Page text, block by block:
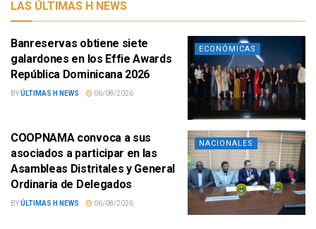
LAS ÚLTIMAS H NEWS
ECONÓMICAS
Banreservas obtiene siete
galardones en los Effie Awards
República Dominicana 2026
BYÚLTIMAS H NEWS 06/08/2026
NACIONALES
COOPNAMA convoca a sus
asociados a participar en las
Asambleas Distritales y General
Ordinaria de Delegados
BYÚLTIMAS H NEWS 06/08/2026